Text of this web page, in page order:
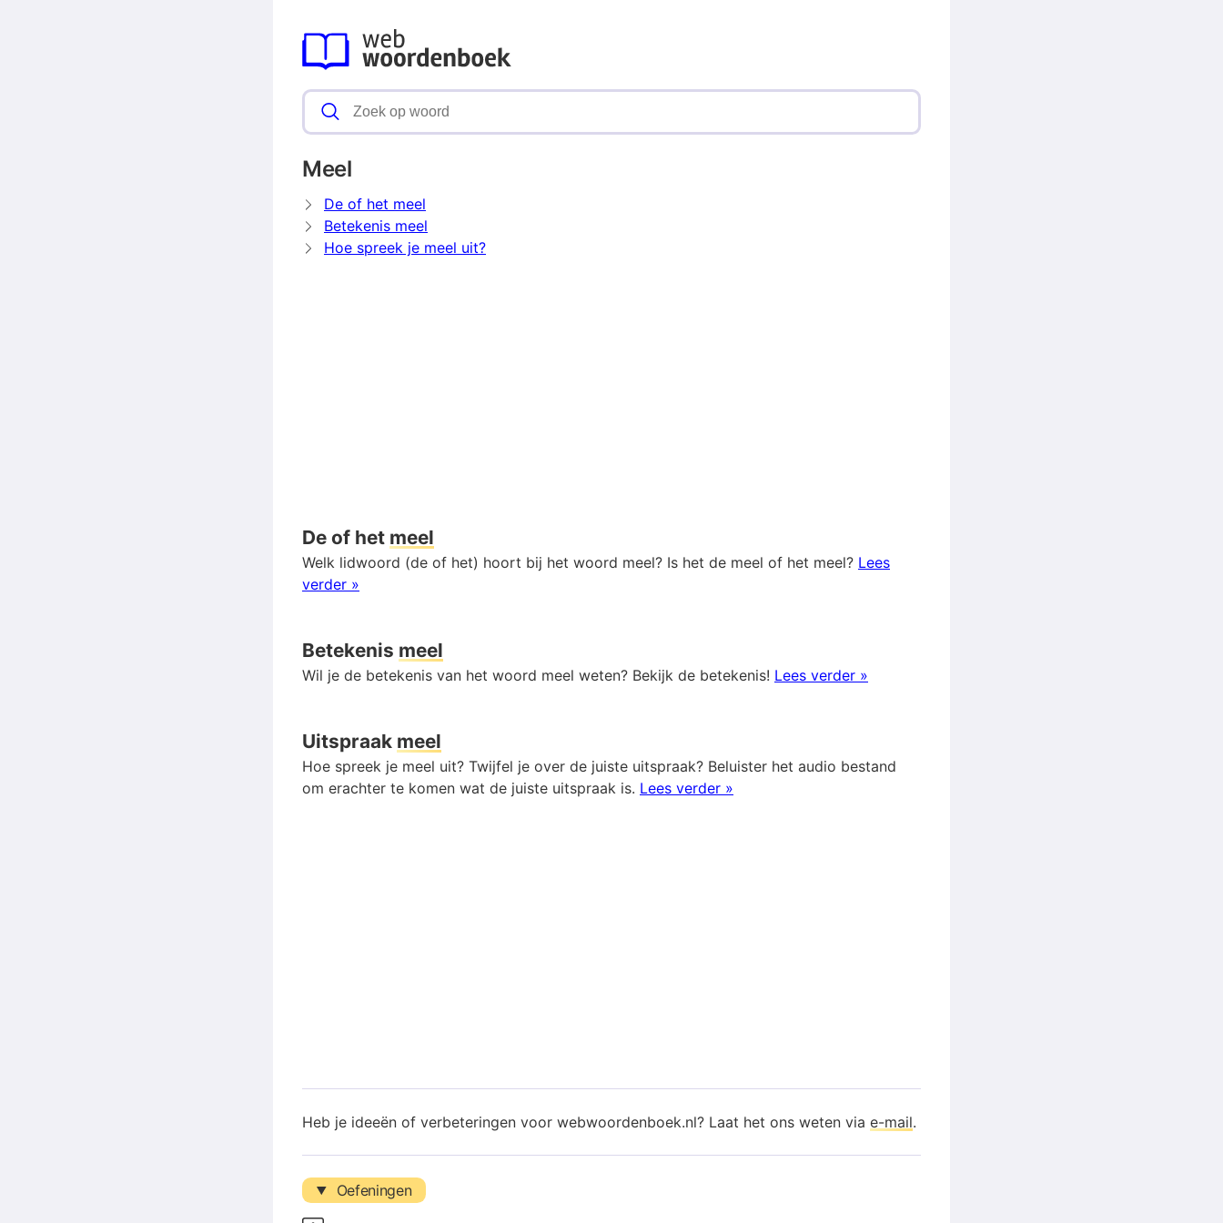
Meel
De of het meel
Betekenis meel
Hoe spreek je meel uit?
De of het meel
Welk lidwoord (de of het) hoort bij het woord meel? Is het de meel of het meel? Lees
verder »
Betekenis meel
Wil je de betekenis van het woord meel weten? Bekijk de betekenis! Lees verder »
Uitspraak meel
Hoe spreek je meel uit? Twijfel je over de juiste uitspraak? Beluister het audio bestand
om erachter te komen wat de juiste uitspraak is. Lees verder »
Heb je ideeën of verbeteringen voor webwoordenboek.nl? Laat het ons weten via e-mail.
Oefeningen